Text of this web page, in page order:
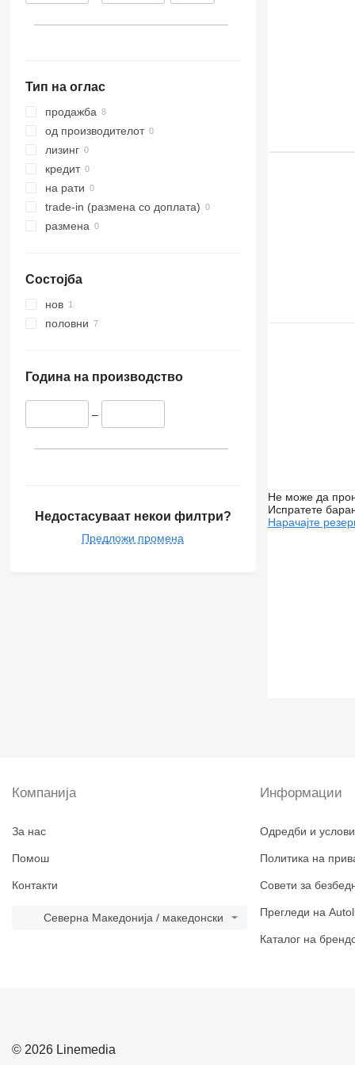
Тип на оглас
продажба
од производителот
лизинг
кредит
на рати
trade-in (размена со доплата)
размена
Состојба
нов
половни
Година на производство
–
Недостасуваат некои филтри?
Предложи промена
Не може да
Испратете
Нарачајте
Компанија
За нас
Помош
Контакти
Северна Македонија / македонски
Информации
Одредби и услови
Политика на
Совети за
Прегледи на
Каталог на
© 2026 Linemedia